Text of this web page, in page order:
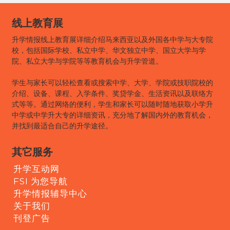
线上教育展
升学情报线上教育展详细介绍马来西亚以及外国各中学与大专院
校，包括国际学校、私立中学、华文独立中学、国立大学与学
院、私立大学与学院等等教育机会与升学管道。
学生与家长可以轻松查看或搜索中学、大学、学院或技职院校的
介绍、设备、课程、入学条件、奖贷学金、生活资讯以及联络方
式等等。通过网络的便利，学生和家长可以随时随地获取小学升
中学或中学升大专的详细资讯，充分地了解国内外的教育机会，
并找到最适合自己的升学途径。
其它服务
升学互动网
FSI 为您导航
升学情报辅导中心
关于我们
刊登广告